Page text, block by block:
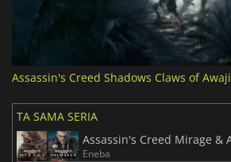
Assassin's Creed Shadows Claws of Awaji
TA SAMA SERIA
Eneba